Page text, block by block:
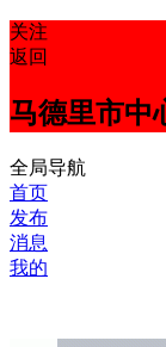
关注
返回
马德里市中
全局导航
首页
发布
消息
我的